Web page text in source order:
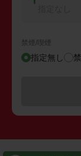
禁煙/喫煙
指定無し